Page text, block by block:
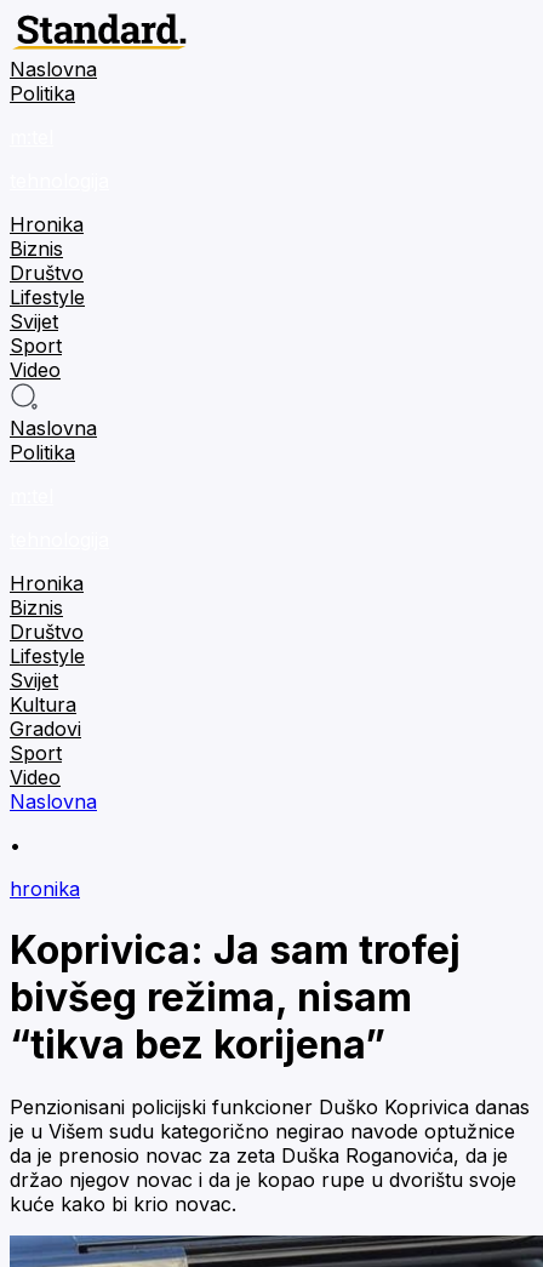
Naslovna
Politika
Hronika
Biznis
Društvo
Lifestyle
Svijet
Sport
Video
Naslovna
Politika
Hronika
Biznis
Društvo
Lifestyle
Svijet
Kultura
Gradovi
Sport
Video
Naslovna
•
hronika
Koprivica: Ja sam trofej
bivšeg režima, nisam
“tikva bez korijena”
Penzionisani policijski funkcioner Duško Koprivica danas
je u Višem sudu kategorično negirao navode optužnice
da je prenosio novac za zeta Duška Roganovića, da je
držao njegov novac i da je kopao rupe u dvorištu svoje
kuće kako bi krio novac.